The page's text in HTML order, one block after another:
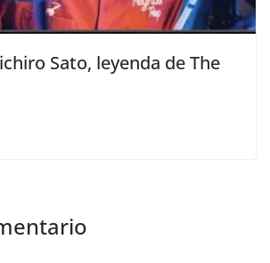
Sato, leyenda de The